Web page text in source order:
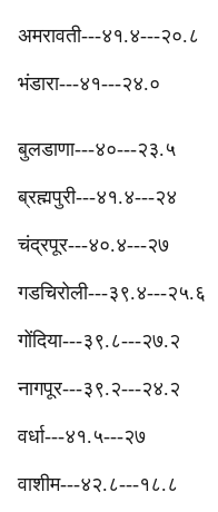
अमरावती---४१.४---२०.८
भंडारा---४१---२४.०
बुलडाणा---४०---२३.५
ब्रह्मपुरी---४१.४---२४‎
चंद्रपूर---४०.४---२७
‎गडचिरोली---३९.४---२५.६
‎गोंदिया---३९.८---२७.२
‎नागपूर---३९.२---२४.२
‎वर्धा---४१.५---२७
‎वाशीम---४२.८---१८.८